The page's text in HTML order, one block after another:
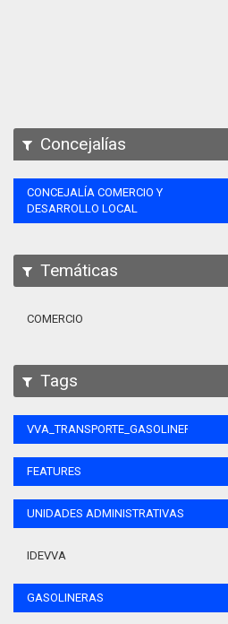
Concejalías
CONCEJALÍA COMERCIO Y
DESARROLLO LOCAL
Temáticas
COMERCIO
Tags
VVA_TRANSPORTE_GASOLINERAS_105
FEATURES
UNIDADES ADMINISTRATIVAS
IDEVVA
GASOLINERAS